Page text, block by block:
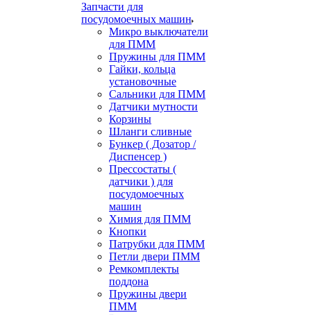
Запчасти для
посудомоечных машин
Микро выключатели
для ПММ
Пружины для ПММ
Гайки, кольца
установочные
Сальники для ПММ
Датчики мутности
Корзины
Шланги сливные
Бункер ( Дозатор /
Диспенсер )
Прессостаты (
датчики ) для
посудомоечных
машин
Химия для ПММ
Кнопки
Патрубки для ПММ
Петли двери ПММ
Ремкомплекты
поддона
Пружины двери
ПММ